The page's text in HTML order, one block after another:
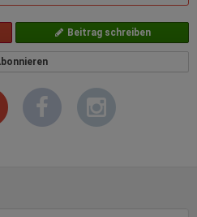
Beitrag schreiben